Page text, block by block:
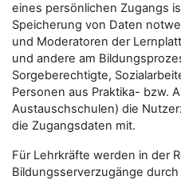
eines persönlichen Zugangs
Speicherung von Daten
und Moderatoren der
und andere am
Sorgeberechtigte,
Personen aus Praktika- bzw.
Austauschschulen) die
die Zugangsdaten mit.
Für Lehrkräfte werden in der
Bildungsserverzugänge